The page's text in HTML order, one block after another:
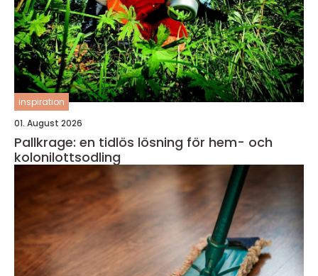
inspiration
01. August 2026
Pallkrage: en tidlös lösning för hem- och
kolonilottsodling